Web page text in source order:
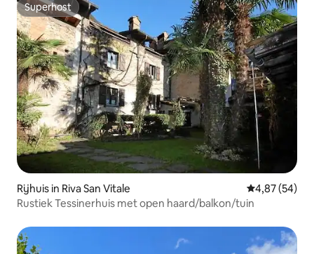
Superhost
Superhost
Rijhuis in Riva San Vitale Gemiddelde
4,87 (54)
Rustiek Tessinerhuis met open haard/balkon/tuin